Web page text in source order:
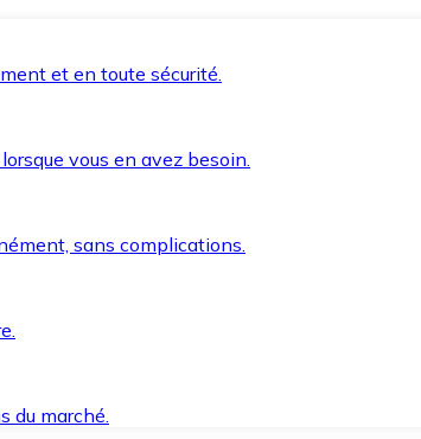
et en toute sécurité.
vous en avez besoin.
sans complications.
du marché.